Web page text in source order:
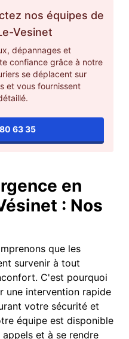
nos équipes de
Vesinet
dépannages et
confiance grâce à notre
se déplacent sur
et vous fournissent
63 35
en
: Nos
que les
survenir à tout
C'est pourquoi
une intervention rapide
votre sécurité et
équipe est disponible
et à se rendre